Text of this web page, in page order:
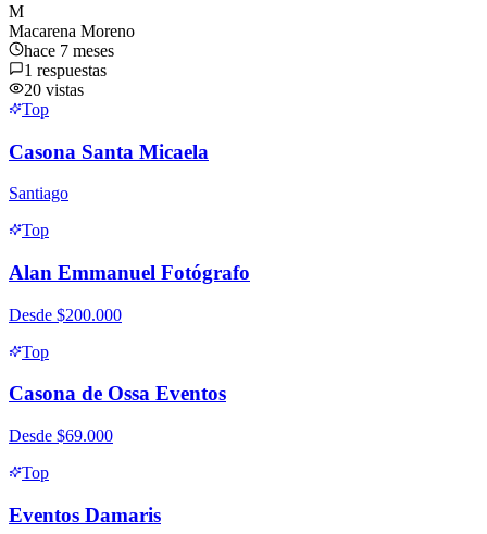
M
Macarena Moreno
hace 7 meses
1 respuestas
20 vistas
Top
Casona Santa Micaela
Santiago
Top
Alan Emmanuel Fotógrafo
Desde $200.000
Top
Casona de Ossa Eventos
Desde $69.000
Top
Eventos Damaris